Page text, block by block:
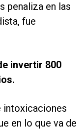
penaliza en las
fue
invertir 800
intoxicaciones
en lo que va de